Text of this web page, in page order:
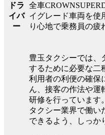
ドラ
イバ
ー
全車
イグレード車両を使
り心地で乗務員の疲
豊玉タクシーでは、
するために必要な二
利用者の利便の確保
ん、接客の作法や運
研修を行っています。
タクシー業界で働い
できるよう、しっか